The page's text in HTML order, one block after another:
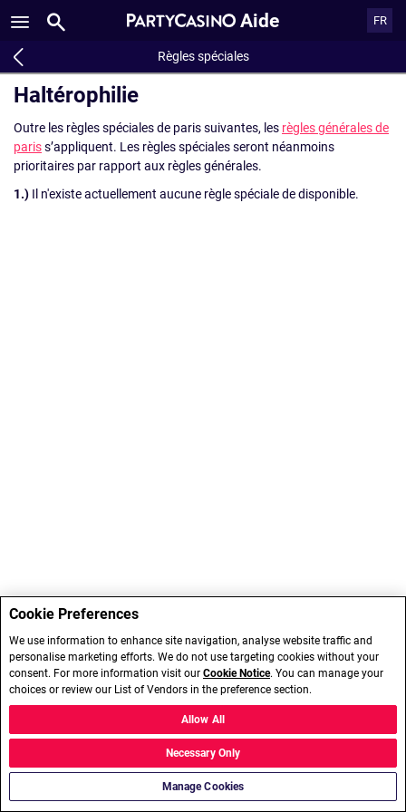
Aide FR
Règles spéciales
Haltérophilie
Outre les règles spéciales de paris suivantes, les règles générales de
pariss’appliquent. Les règles spéciales seront néanmoins
prioritaires par rapport aux règles générales.
1.) Il n'existe actuellement aucune règle spéciale de disponible.
Cookie Preferences
We use information to enhance site navigation, analyse website traffic and
personalise marketing efforts. We do not use targeting cookies without your
consent. For more information visit our Cookie Notice. You can manage your
choices or review our List of Vendors in the preference section.
Manage Cookies
Necessary Only
Allow All